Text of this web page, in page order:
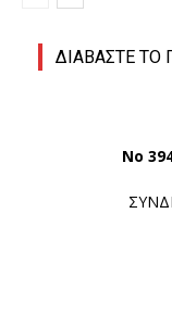
ΔΙΑΒΑΣΤΕ ΤΟ
No